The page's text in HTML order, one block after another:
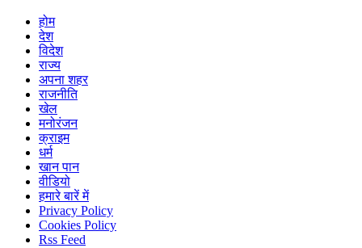
होम
देश
विदेश
राज्य
अपना शहर
राजनीति
खेल
मनोरंजन
क्राइम
धर्म
खान पान
वीडियो
हमारे बारें में
Privacy Policy
Cookies Policy
Rss Feed